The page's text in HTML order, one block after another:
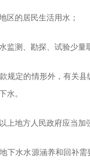
区的居民生活用水；
监测、勘探、试验少量
规定的情形外，有关
水。
上地方人民政府应当加
下水水源涵养和回补